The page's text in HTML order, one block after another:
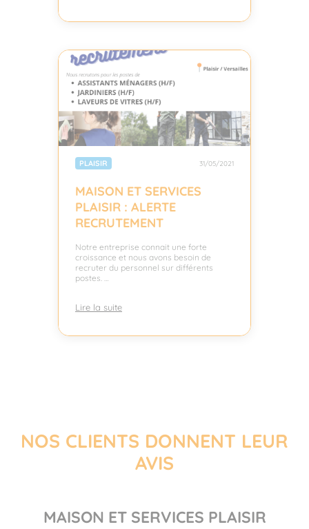
PLAISIR 31/05/2021
MAISON ET SERVICES
PLAISIR : ALERTE
RECRUTEMENT
Notre entreprise connait une forte
croissance et nous avons besoin de
recruter du personnel sur différents
postes. …
Lire la suite
NOS CLIENTS DONNENT LEUR
AVIS
MAISON ET SERVICES PLAISIR